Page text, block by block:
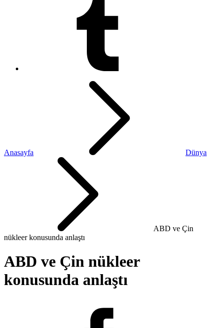
Anasayfa Dünya
ABD ve Çin
nükleer konusunda anlaştı
ABD ve Çin nükleer
konusunda anlaştı